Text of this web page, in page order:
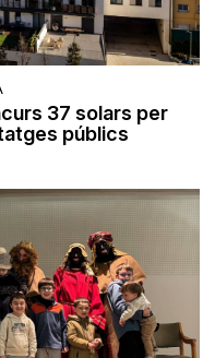
37 solars per
públics